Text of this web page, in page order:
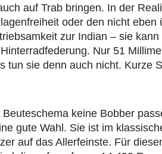
auf Trab bringen. In der
oder den nicht
zur Indian – sie
Nur 51
tun sie denn auch nicht. Kurze
keine Bobber
gute Wahl. Sie ist im
auf das Allerfeinste. Für